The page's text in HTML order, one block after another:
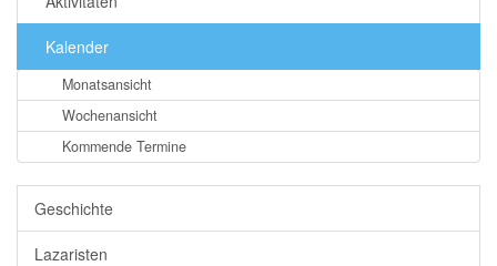
Kalender
Monatsansicht
Wochenansicht
Kommende Termine
Geschichte
Lazaristen